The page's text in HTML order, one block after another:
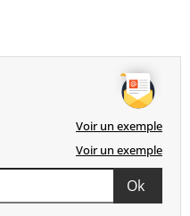
Voir un exemple
Voir un exemple